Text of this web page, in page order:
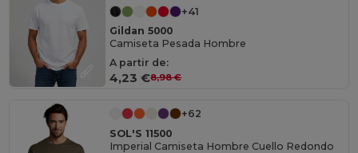
+41
Gildan 5000
Camiseta Pesada Hombre
A partir de:
4,23 €8,98 €
+62
SOL'S 11500
Imperial Camiseta Hombre Cuello Redondo